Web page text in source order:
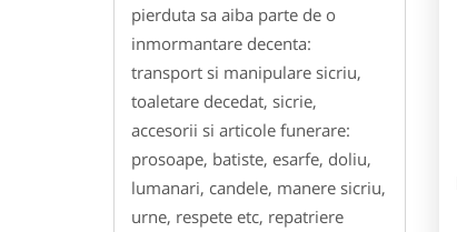
pierduta sa aiba parte de o
inmormantare decenta:
transport si manipulare sicriu,
toaletare decedat, sicrie,
accesorii si articole funerare:
prosoape, batiste, esarfe, doliu,
lumanari, candele, manere sicriu,
urne, respete etc, repatriere